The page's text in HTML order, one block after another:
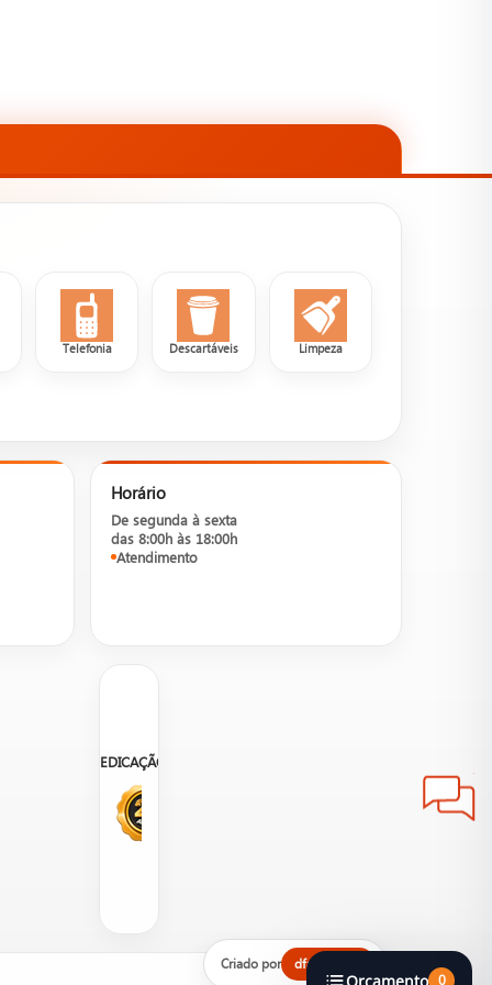
Telefonia Descartáveis Limpeza
Horário
De segunda à sexta
das 8:00h às 18:00h
Atendimento
DEDICAÇÃO
Criado por dfalcond 🦅
Orçamento 0